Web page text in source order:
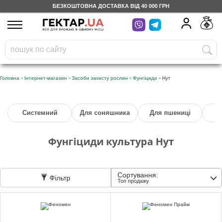
БЕЗКОШТОВНА ДОСТАВКА ВІД 40 000 ГРН
UA
На вашому
бонусному рахунку
грн
Безкоштовно по Україні
Категорії
Щоденник
Доставка
Відгуки
Головна » Інтернет-магазин » Засоби захисту рослин » Фунгіциди » Нут
Системний Для соняшника Для пшениці
Фунгіциди культура Нут
Фільтр Сортування:
Топ продажу